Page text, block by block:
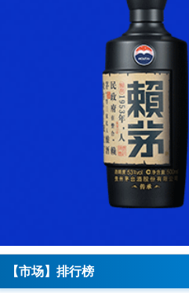
【市场】排行榜